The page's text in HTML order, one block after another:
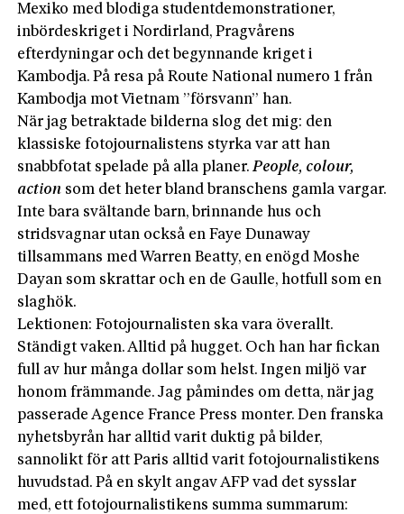
Mexiko med blodiga studentdemonstrationer,
inbördeskriget i Nordirland, Pragvårens
efterdyningar och det begynnande kriget i
Kambodja. På resa på Route National numero 1 från
Kambodja mot Vietnam ”försvann” han.
När jag betraktade bilderna slog det mig: den
klassiske fotojournalistens styrka var att han
snabbfotat spelade på alla planer.People, colour,
action som det heter bland branschens gamla vargar.
Inte bara svältande barn, brinnande hus och
stridsvagnar utan också en Faye Dunaway
tillsammans med Warren Beatty, en enögd Moshe
Dayan som skrattar och en de Gaulle, hotfull som en
slaghök.
Lektionen: Fotojournalisten ska vara överallt.
Ständigt vaken. Alltid på hugget. Och han har fickan
full av hur många dollar som helst. Ingen miljö var
honom främmande. Jag påmindes om detta, när jag
passerade Agence France Press monter. Den franska
nyhetsbyrån har alltid varit duktig på bilder,
sannolikt för att Paris alltid varit fotojournalistikens
huvudstad. På en skylt angav AFP vad det sysslar
med, ett fotojournalistikens summa summarum: